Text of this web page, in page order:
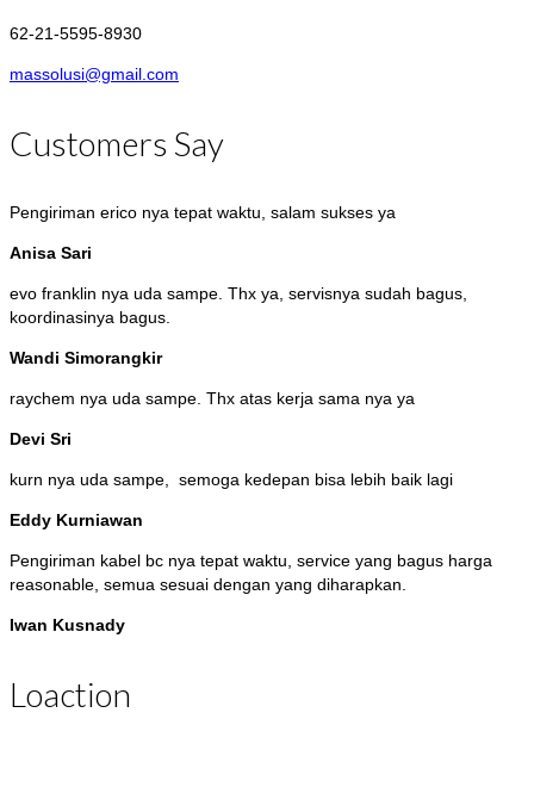
62-21-5595-8930
massolusi@gmail.com
Customers Say
Pengiriman erico nya tepat waktu, salam sukses ya
Anisa Sari
evo franklin nya uda sampe. Thx ya, servisnya sudah bagus,
koordinasinya bagus.
Wandi Simorangkir
raychem nya uda sampe. Thx atas kerja sama nya ya
Devi Sri
kurn nya uda sampe, semoga kedepan bisa lebih baik lagi
Eddy Kurniawan
Pengiriman kabel bc nya tepat waktu, service yang bagus harga
reasonable, semua sesuai dengan yang diharapkan.
Iwan Kusnady
Loaction